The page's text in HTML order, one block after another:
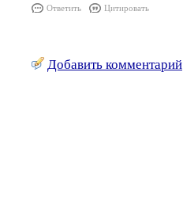
Ответить Цитировать
Добавить комментарий